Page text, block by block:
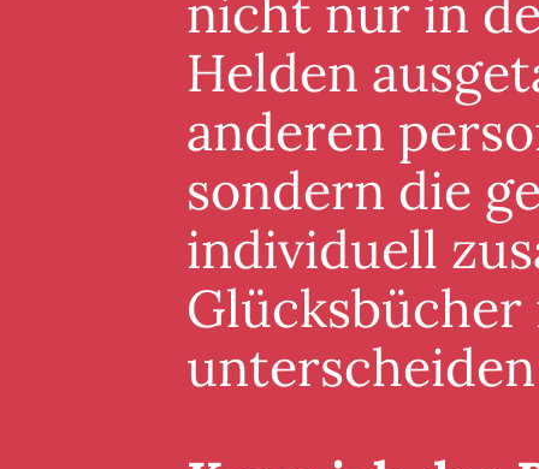
nicht nur in
Helden
anderen
sondern die
individuell